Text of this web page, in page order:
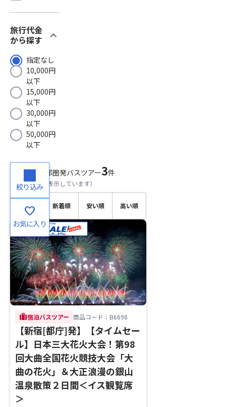
旅行代金
から探す
expand_more
指定なし
10,000円
以下
15,000円
以下
30,000円
以下
50,000円
以下
絞り込み
favorite
お気に入り
検索結果 首都圏発バスツアー3件
1～3件目を表示しています）
おすす
め順
新着順 安い順 高い順
trip宿泊バスツアー 商品コード：B6698
【新宿[都庁]発】【タイムセー
ル】日本三大花火大会！第98
回大曲全国花火競技大会「大
曲の花火」＆大正浪漫の銀山
温泉散策２日間＜イス観覧席
＞